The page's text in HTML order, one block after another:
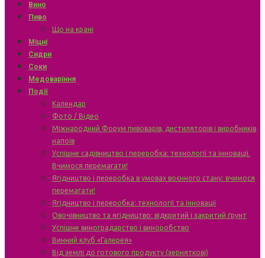
Вино
Пиво
Що на крані
Міцні
Сидри
Соки
Медоваріння
Події
Календар
Фото / Відео
Міжнародний Форум пивоварів, дистиляторів і виробників
напоїв
Успішне садівництво і переробка: технології та інновації.
Вчимося перемагати!
Ягідництво і переробка в умовах воєнного стану: вчимося
перемагати!
Ягідництво і переробка: технології та інновації
Овочівництво та ягідництво: відкритий і закритий ґрунт
Успішне виноградарство і виноробство
Винний клуб «Галерея»
Від землі до готового продукту (зерняткові)